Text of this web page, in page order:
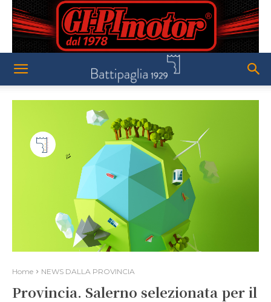
Home NEWS DALLA PROVINCIA
Provincia. Salerno selezionata per il